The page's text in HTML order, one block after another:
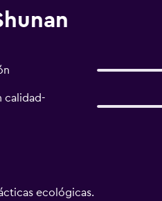
calidad-
ecológicas.